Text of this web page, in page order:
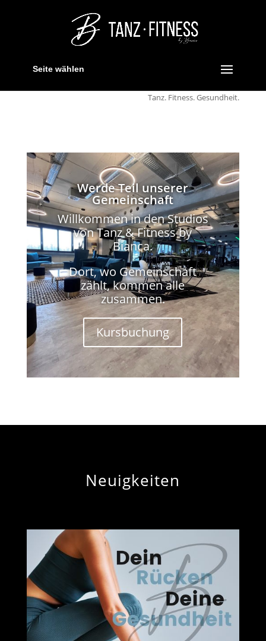
Seite wählen
Tanz. Fitness. Gesundheit.
Werde Teil unserer
Gemeinschaft
Willkommen in den Studios
von Tanz & Fitness by
Bianca.
Dort, wo Gemeinschaft
zählt, kommen alle
zusammen.
Kursbuchung
Neuigkeiten